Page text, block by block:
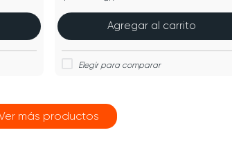
Agregar al carrito